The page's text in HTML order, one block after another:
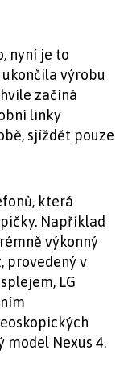
nyní je to
výrobu
začíná
linky
sjíždět pouze
která
Například
výkonný
provedený v
LG
model Nexus 4.